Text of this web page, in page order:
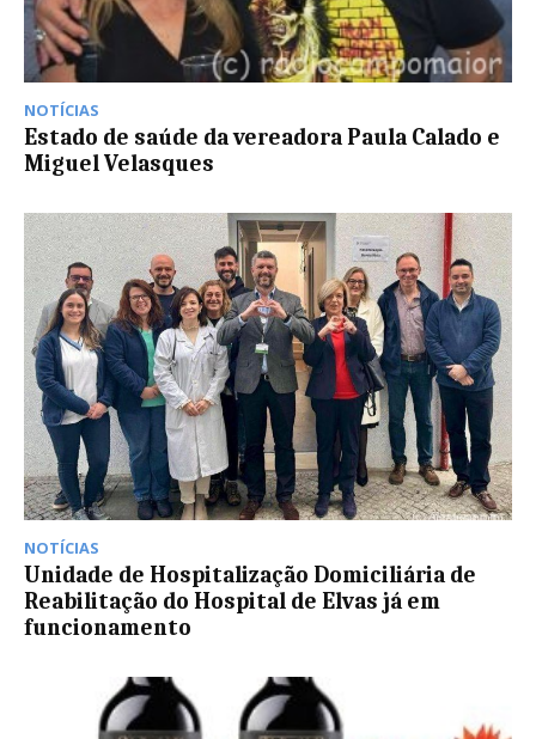
NOTÍCIAS
Estado de saúde da vereadora Paula Calado e
Miguel Velasques
NOTÍCIAS
Unidade de Hospitalização Domiciliária de
Reabilitação do Hospital de Elvas já em
funcionamento